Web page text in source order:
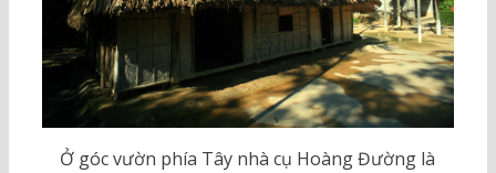
Ở góc vườn phía Tây nhà cụ Hoàng Đường là